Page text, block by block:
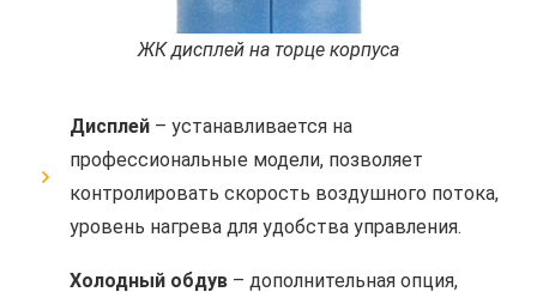
ЖК дисплей на торце корпуса
Дисплей – устанавливается на
профессиональные модели, позволяет
контролировать скорость воздушного потока,
уровень нагрева для удобства управления.
Холодный обдув – дополнительная опция,